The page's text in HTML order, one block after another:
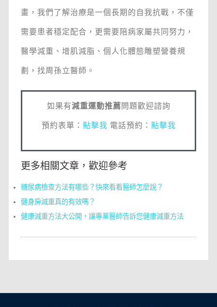
畫，我們了解治療是一個長期的自我抗戰，不僅
需要患者穩定配合，更需要陪病家屬共同努力，
醫學減重、增肌減脂、個人化體態雕塑營養規
劃，找周孫立醫師。
如果有減重運動推薦問題歡迎諮詢
預約表單： 點擊我 電話預約： 點擊我
更多相關文章，歡迎參考
糖尿病檢查方法有哪些？快來看看醫師怎麼說？
健身房減重真的有效嗎？
健康減重方法大公開，讓專業醫師告訴您健康減重方法